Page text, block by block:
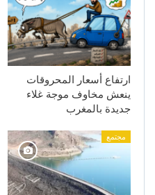
ارتفاع أسعار المحروقات
ينعش مخاوف موجة غلاء
جديدة بالمغرب
مجتمع